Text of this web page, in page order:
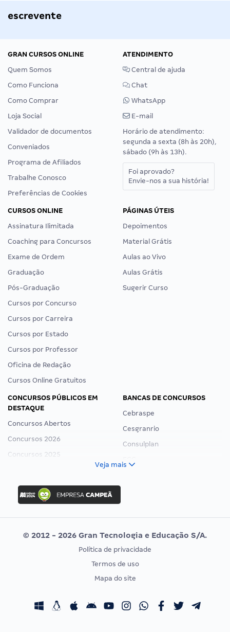
escrevente
GRAN CURSOS ONLINE
Quem Somos
Como Funciona
Como Comprar
Loja Social
Validador de documentos
Conveniados
Programa de Afiliados
Trabalhe Conosco
Preferências de Cookies
ATENDIMENTO
Central de ajuda
Chat
WhatsApp
E-mail
Horário de atendimento:
segunda a sexta (8h às 20h),
sábado (9h às 13h).
Foi aprovado?
Envie-nos a sua história!
CURSOS ONLINE
Assinatura Ilimitada
Coaching para Concursos
Exame de Ordem
Graduação
Pós-Graduação
Cursos por Concurso
Cursos por Carreira
Cursos por Estado
Cursos por Professor
Oficina de Redação
Cursos Online Gratuitos
PÁGINAS ÚTEIS
Depoimentos
Material Grátis
Aulas ao Vivo
Aulas Grátis
Sugerir Curso
CONCURSOS PÚBLICOS EM
DESTAQUE
Concursos Abertos
Concursos 2026
Concursos 2025
Concurso Ibama
Concurso MPU
Editais publicados
BANCAS DE CONCURSOS
Cebraspe
Cesgranrio
Consulplan
Vunesp
CONCURSOS POR PROFISSÃO
Concursos Fiscais
EXAME DE ORDEM
Calendário OAB
Veja mais
© 2012 - 2026 Gran Tecnologia e Educação S/A.
Política de privacidade
Termos de uso
Mapa do site